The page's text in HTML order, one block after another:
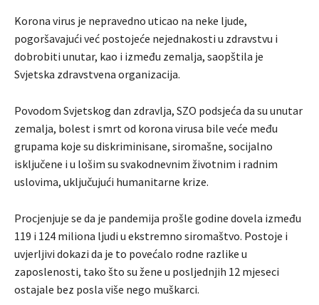
Korona virus je nepravedno uticao na neke ljude,
pogoršavajući već postojeće nejednakosti u zdravstvu i
dobrobiti unutar, kao i između zemalja, saopštila je
Svjetska zdravstvena organizacija.
Povodom Svjetskog dan zdravlja, SZO podsjeća da su unutar
zemalja, bolest i smrt od korona virusa bile veće među
grupama koje su diskriminisane, siromašne, socijalno
isključene i u lošim su svakodnevnim životnim i radnim
uslovima, uključujući humanitarne krize.
Procjenjuje se da je pandemija prošle godine dovela između
119 i 124 miliona ljudi u ekstremno siromaštvo. Postoje i
uvjerljivi dokazi da je to povećalo rodne razlike u
zaposlenosti, tako što su žene u posljednjih 12 mjeseci
ostajale bez posla više nego muškarci.